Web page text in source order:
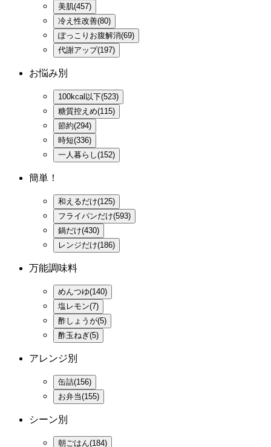
美肌(457)
冷え性改善(80)
ぽっこりお腹解消(69)
代謝アップ(197)
お悩み別
100kcal以下(523)
糖質控えめ(115)
節約(294)
時短(336)
一人暮らし(152)
簡単！
和えるだけ(125)
フライパンだけ(593)
鍋だけ(430)
レンジだけ(186)
万能調味料
めんつゆ(140)
塩レモン(7)
酢しょうが(5)
酢玉ねぎ(5)
アレンジ別
缶詰(156)
お弁当(155)
シーン別
朝ごはん(184)